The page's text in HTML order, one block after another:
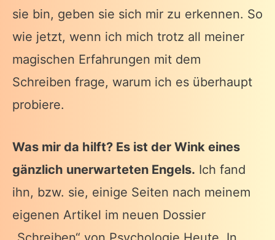
sie bin, geben sie sich mir zu erkennen. So
wie jetzt, wenn ich mich trotz all meiner
magischen Erfahrungen mit dem
Schreiben frage, warum ich es überhaupt
probiere.
Was mir da hilft? Es ist der Wink eines
gänzlich unerwarteten Engels. Ich fand
ihn, bzw. sie, einige Seiten nach meinem
eigenen Artikel im neuen Dossier